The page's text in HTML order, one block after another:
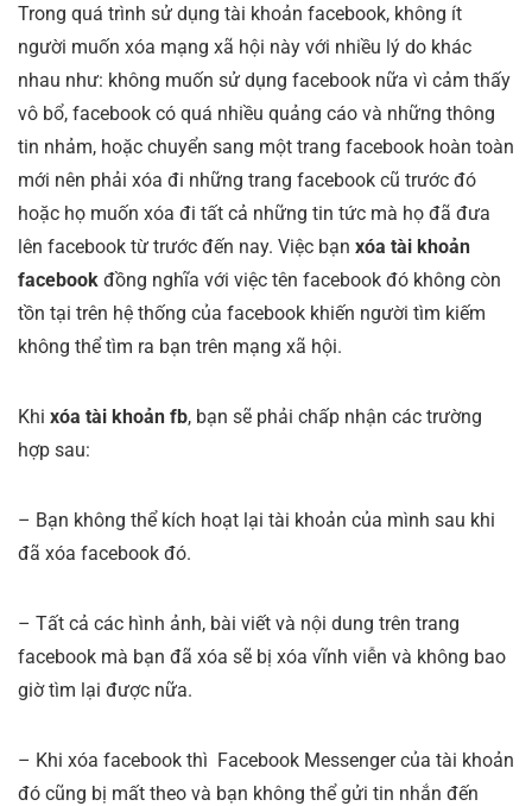
Trong quá trình sử dụng tài khoản facebook, không ít
người muốn xóa mạng xã hội này với nhiều lý do khác
nhau như: không muốn sử dụng facebook nữa vì cảm thấy
vô bổ, facebook có quá nhiều quảng cáo và những thông
tin nhảm, hoặc chuyển sang một trang facebook hoàn toàn
mới nên phải xóa đi những trang facebook cũ trước đó
hoặc họ muốn xóa đi tất cả những tin tức mà họ đã đưa
lên facebook từ trước đến nay. Việc bạn xóa tài khoản
facebook đồng nghĩa với việc tên facebook đó không còn
tồn tại trên hệ thống của facebook khiến người tìm kiếm
không thể tìm ra bạn trên mạng xã hội.
Khi xóa tài khoản fb, bạn sẽ phải chấp nhận các trường
hợp sau:
– Bạn không thể kích hoạt lại tài khoản của mình sau khi
đã xóa facebook đó.
– Tất cả các hình ảnh, bài viết và nội dung trên trang
facebook mà bạn đã xóa sẽ bị xóa vĩnh viễn và không bao
giờ tìm lại được nữa.
– Khi xóa facebook thì Facebook Messenger của tài khoản
đó cũng bị mất theo và bạn không thể gửi tin nhắn đến